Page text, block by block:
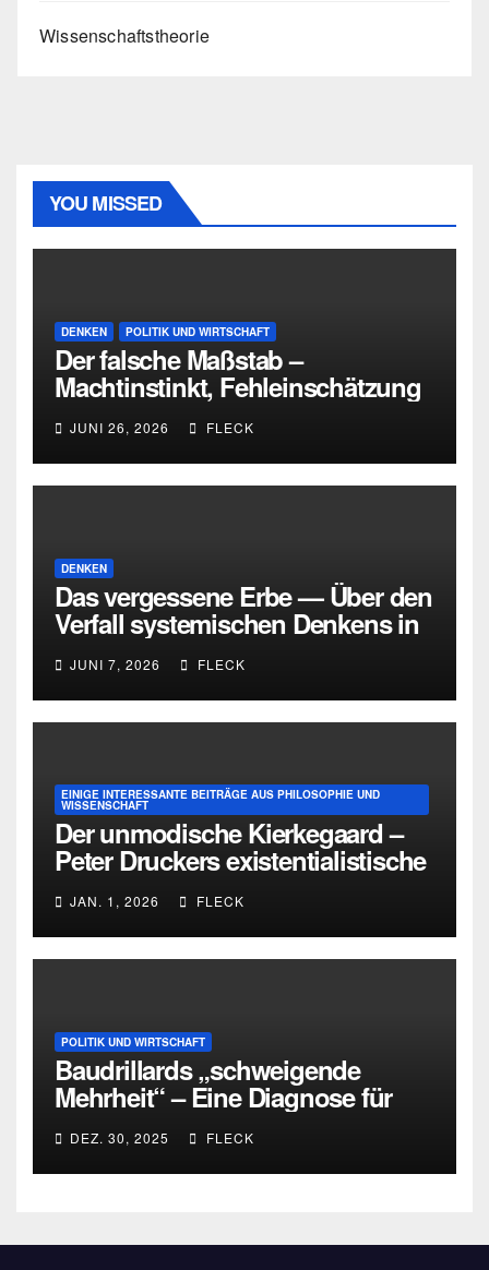
Wissenschaftstheorie
YOU MISSED
DENKEN POLITIK UND WIRTSCHAFT
Der falsche Maßstab –
Machtinstinkt, Fehleinschätzung
und die Grenzen intellektueller
Urteilskraft
JUNI 26, 2026 FLECK
DENKEN
Das vergessene Erbe — Über den
Verfall systemischen Denkens in
Deutschland
JUNI 7, 2026 FLECK
EINIGE INTERESSANTE BEITRÄGE AUS PHILOSOPHIE UND
WISSENSCHAFT
Der unmodische Kierkegaard –
Peter Druckers existentialistische
JAN. 1, 2026 FLECK
POLITIK UND WIRTSCHAFT
Baudrillards „schweigende
Mehrheit“ – Eine Diagnose für
DEZ. 30, 2025 FLECK